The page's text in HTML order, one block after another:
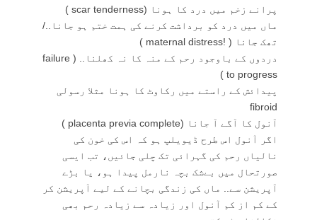
پرانے زخم میں درد کا ہونا (scar tenderness )
ماں میں درد کو برداشت کرنے کی ہمت ختم ہو جانا../
تھک جانا ( !maternal distress )
دردوں کے باوجود رحم کے منہ کا نہ کھلنا.. ( failure
to progress )
پیدائش کے راستے میں رکاوٹ کا ہونا مثلا رسولی
fibroid
آنول کا آگے آ جانا (placenta previa complete )
اگر آنول اس طرح ڈیویلپ ہو کہ اس کی خون کی
نالیاں رحم کی گہرائی تک چلی جائیں، تب ایسی
صورتحال میں بےشک بچہ نارمل پیدا ہو، یا بڑے
آپریشن سے.. ماں کی زندگی بچانے کے لیے آپریشن کر
کے کم از کم آنول اور زیادہ سے زیادہ رحم بھی